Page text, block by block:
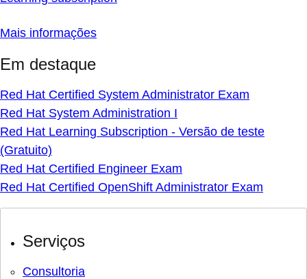
Mais informações
Em destaque
Red Hat Certified System Administrator Exam
Red Hat System Administration I
Red Hat Learning Subscription - Versão de teste
(Gratuito)
Red Hat Certified Engineer Exam
Red Hat Certified OpenShift Administrator Exam
Serviços
Consultoria